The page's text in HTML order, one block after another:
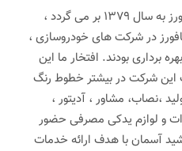
شروع تجربه ما در خطوط رنگ کاتافورز به سال 1379 بر می گردد ،
در شرکت های خودروسازی ،
برداری بودند. افتخار ما این
این شرکت در بیشتر خطوط رنگ
،نصاب، مشاور ، آدیتور ،
و لوازم یدکی مصرفی حضور
آسمان با هدف ارائه خدمات